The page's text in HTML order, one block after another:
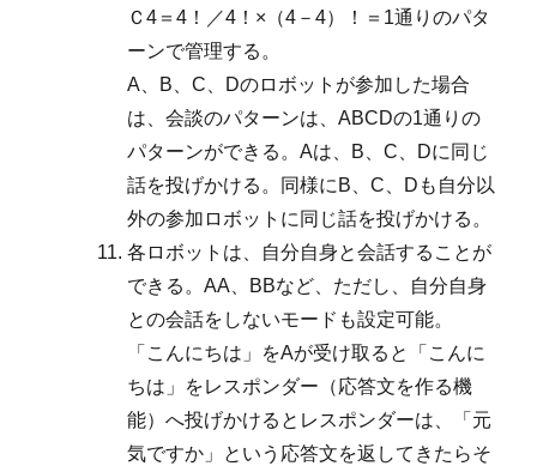
Ｃ4＝4！／4！×（4－4）！＝1通りのパタ
ーンで管理する。
A、B、C、Dのロボットが参加した場合
は、会談のパターンは、ABCDの1通りの
パターンができる。Aは、B、C、Dに同じ
話を投げかける。同様にB、C、Dも自分以
外の参加ロボットに同じ話を投げかける。
各ロボットは、自分自身と会話することが
できる。AA、BBなど、ただし、自分自身
との会話をしないモードも設定可能。
「こんにちは」をAが受け取ると「こんに
ちは」をレスポンダー（応答文を作る機
能）へ投げかけるとレスポンダーは、「元
気ですか」という応答文を返してきたらそ